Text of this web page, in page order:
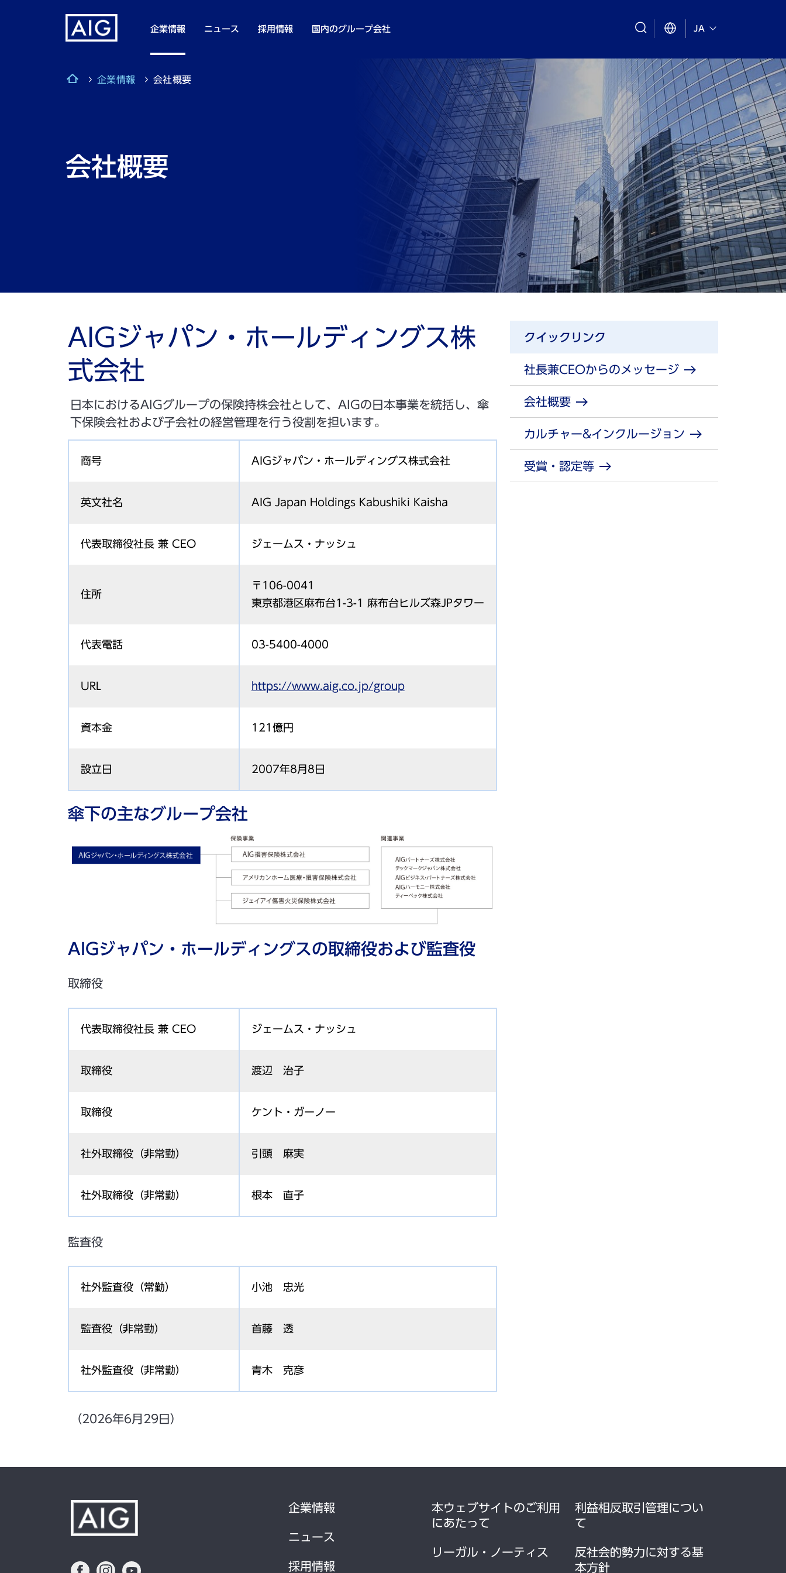
企業情報 ニュース 採用情報 国内のグループ会社 search JA
企業情報 会社概要
会社概要
AIGジャパン・ホールディングス株
式会社
日本におけるAIGグループの保険持株会社として、AIGの日本事業を統括し、傘
下保険会社および子会社の経営管理を行う役割を担います。
商号 AIGジャパン・ホールディングス株式会社
英文社名 AIG Japan Holdings Kabushiki Kaisha
代表取締役社長 兼 CEO ジェームス・ナッシュ
住所
〒106-0041
東京都港区麻布台1-3-1 麻布台ヒルズ森JPタワー
代表電話 03-5400-4000
URL https://www.aig.co.jp/group
資本金 121億円
設立日 2007年8月8日
傘下の主なグループ会社
AIGジャパン・ホールディングスの取締役および監査役
取締役
代表取締役社長 兼 CEO ジェームス・ナッシュ
取締役 渡辺 治子
取締役 ケント・ガーノー
社外取締役（非常勤） 引頭 麻実
社外取締役（非常勤） 根本 直子
監査役
社外監査役（常勤） 小池 忠光
監査役（非常勤） 首藤 透
社外監査役（非常勤） 青木 克彦
（2026年6月29日）
クイックリンク
社長兼CEOからのメッセージ
会社概要
カルチャー&インクルージョン
受賞・認定等
企業情報
ニュース
採用情報
本ウェブサイトのご利用
にあたって
リーガル・ノーティス
利益相反取引管理につい
て
反社会的勢力に対する基
本方針